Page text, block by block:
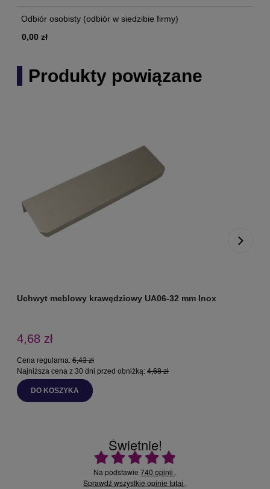
Odbiór osobisty (odbiór w siedzibie firmy)
0,00 zł
Produkty powiązane
Uchwyt meblowy krawędziowy UA06-32 mm Inox
4,68 zł
Cena regularna: 6,43 zł
Najniższa cena z 30 dni przed obniżką: 4,68 zł
DO KOSZYKA
Świetnie!
Ocena średnia 4.9 na 5
Na podstawie 740 opinii .
Sprawdź wszystkie opinie tutaj .